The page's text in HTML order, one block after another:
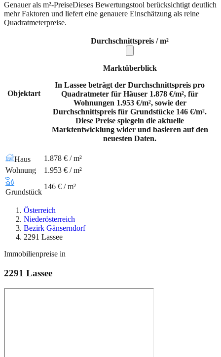
Genauer als m²-PreiseDieses Bewertungstool berücksichtigt deutlich
mehr Faktoren und liefert eine genauere Einschätzung als reine
Quadratmeterpreise.
Objektart
Durchschnittspreis / m²
Marktüberblick
In Lassee beträgt der Durchschnittspreis pro
Quadratmeter für Häuser 1.878 €/m², für
Wohnungen 1.953 €/m², sowie der
Durchschnittspreis für Grundstücke 146 €/m².
Diese Preise spiegeln die aktuelle
Marktentwicklung wider und basieren auf den
neuesten Daten.
Haus
1.878 € / m²
Wohnung
1.953 € / m²
Grundstück
146 € / m²
Österreich
Niederösterreich
Bezirk Gänserndorf
2291 Lassee
Immobilienpreise in
2291 Lassee